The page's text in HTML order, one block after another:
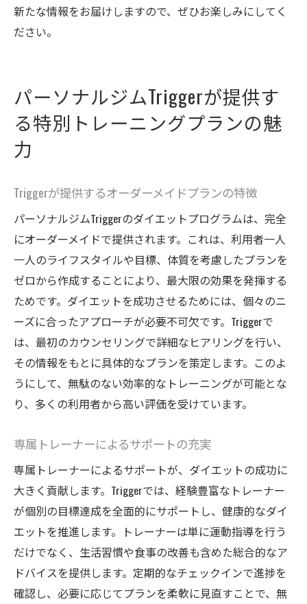
新たな情報をお届けしますので、ぜひお楽しみにしてく
ださい。
パーソナルジムTriggerが提供す
る特別トレーニングプランの魅
力
Triggerが提供するオーダーメイドプランの特徴
パーソナルジムTriggerのダイエットプログラムは、完全
にオーダーメイドで提供されます。これは、利用者一人
一人のライフスタイルや目標、体質を考慮したプランを
ゼロから作成することにより、最大限の効果を発揮する
ためです。ダイエットを成功させるためには、個々のニ
ーズに合ったアプローチが必要不可欠です。Triggerで
は、最初のカウンセリングで詳細なヒアリングを行い、
その情報をもとに具体的なプランを策定します。このよ
うにして、無駄のない効率的なトレーニングが可能とな
り、多くの利用者から高い評価を受けています。
専属トレーナーによるサポートの充実
専属トレーナーによるサポートが、ダイエットの成功に
大きく貢献します。Triggerでは、経験豊富なトレーナー
が個別の目標達成を全面的にサポートし、健康的なダイ
エットを推進します。トレーナーは単に運動指導を行う
だけでなく、生活習慣や食事の改善も含めた総合的なア
ドバイスを提供します。定期的なチェックインで進捗を
確認し、必要に応じてプランを柔軟に見直すことで、無